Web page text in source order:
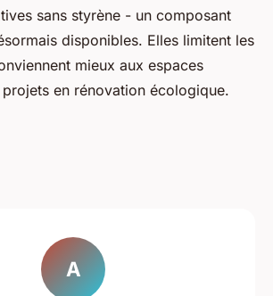
sans styrène - un composant
disponibles. Elles limitent les
mieux aux espaces
en rénovation écologique.
A